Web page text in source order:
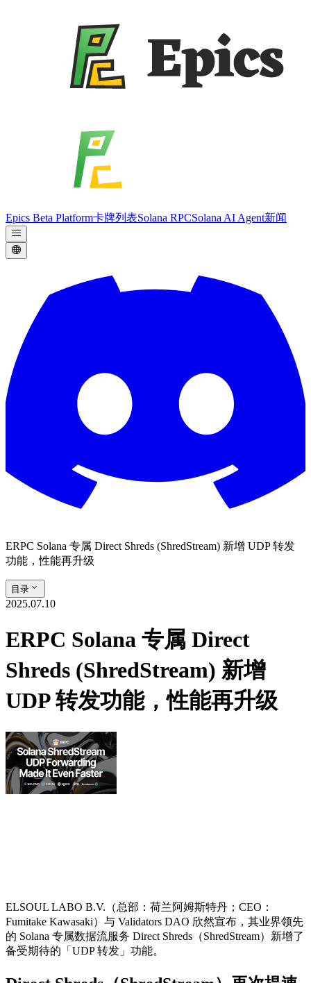
Epics Beta Platform卡牌列表Solana RPCSolana AI Agent新闻
ERPC Solana 专属 Direct Shreds (ShredStream) 新增 UDP 转发
功能，性能再升级
目录
2025.07.10
ERPC Solana 专属 Direct
Shreds (ShredStream) 新增
UDP 转发功能，性能再升级
ELSOUL LABO B.V.（总部：荷兰阿姆斯特丹；CEO：
Fumitake Kawasaki）与 Validators DAO 欣然宣布，其业界领先
的 Solana 专属数据流服务 Direct Shreds（ShredStream）新增了
备受期待的「UDP 转发」功能。